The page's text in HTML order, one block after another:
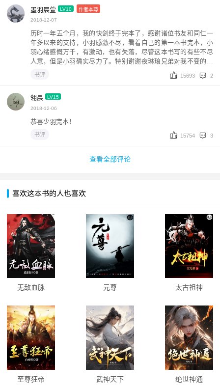
墨羽晨萱 LV10
作者本尊
2018-12-07
历时一年五个月，我的快剑终于完本了，感谢诸位书友和同仁一
年多以来的支持，小羽感激不尽，看着自己的第一本书完本，小
羽心绪感慨万千，有激动，也有失落，尽管这本书写的有些不尽
人意，但是小羽确实尽力了。特别谢谢夜琳琅兄弟对我不变的支
持，感谢逐浪大佬翎晨一直以来对我的鼓励，感谢我的责编夜沉
大大的帮助。新书我会好好构思一段时间，争取写出一部好的作
15693 2
书评
翎晨 LV15
2018-12-06
恭喜少羽完本！
15754 3
书评
查看全部评论
喜欢这本书的人也喜欢
无敌血脉 元尊 太古祖神
至尊狂帝 武神天下 绝世神通